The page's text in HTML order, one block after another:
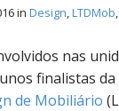
in Design,LTDMob,
nas
finalistas da
de Mobiliário